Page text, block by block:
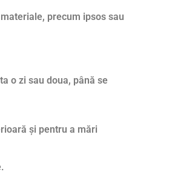
precum ipsos sau
o zi sau doua, până se
și pentru a mări